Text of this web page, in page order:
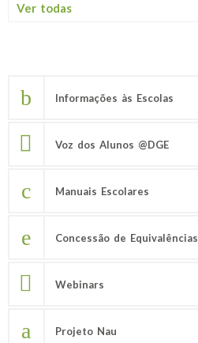
Ver todas
Informações às Escolas
Voz dos Alunos @DGE
Manuais Escolares
Concessão de Equivalências
Webinars
Projeto Nau